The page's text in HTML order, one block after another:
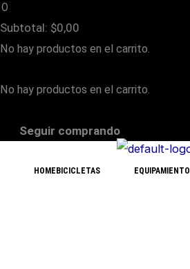
0
Subtotal: $0,00
No hay productos en el carrito.
No hay productos en el carrito.
Seguir comprando
HOME BICICLETAS EQUIPAMIENTO